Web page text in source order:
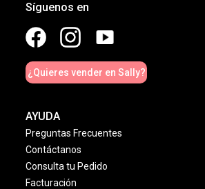
Síguenos en
¿Quieres vender en Sally?
AYUDA
Preguntas Frecuentes
Contáctanos
Consulta tu Pedido
Facturación